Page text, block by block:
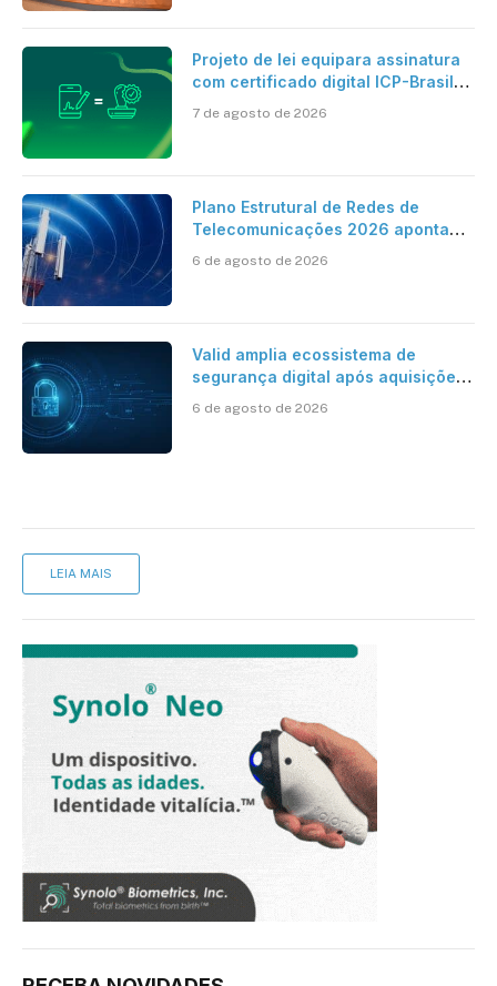
Projeto de lei equipara assinatura
com certificado digital ICP-Brasil
cartório
7 de agosto de 2026
Plano Estrutural de Redes de
Telecomunicações 2026 aponta
mantém desafio
6 de agosto de 2026
Valid amplia ecossistema de
segurança digital após aquisições
6 de agosto de 2026
LEIA MAIS